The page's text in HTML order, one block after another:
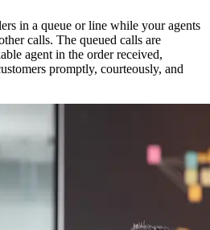
in a queue or line while your agents
calls. The queued calls are
agent in the order received,
promptly, courteously, and